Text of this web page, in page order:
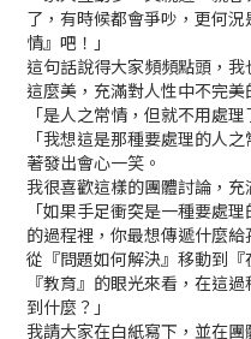
了，有時候都會爭吵，更何
情』吧！」
這句話說得大家頻頻點頭，
這麼美，充滿對人性中不完美
「是人之常情，但就不用處
「我想這是那種要處理的人
著發出會心一笑。
我很喜歡這樣的團體討論，充
「如果手足衝突是一種要處
的過程裡，你最想傳遞什麼
從『問題如何解決』移動到
『教育』的眼光來看，在這
到什麼？」
我請大家在白紙寫下，並在團